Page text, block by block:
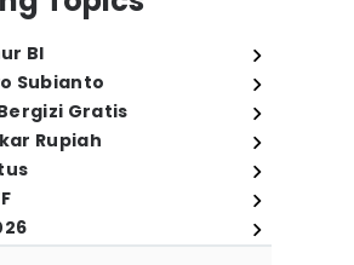
BI
Subianto
Gratis
Rupiah